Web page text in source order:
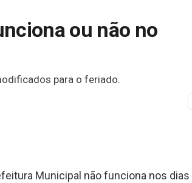
ou não no
para o feriado.
Municipal não funciona nos dias